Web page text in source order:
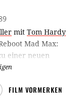
mit Tom Hardy
Mad Max:
einer neuen
Outlaw,
gespielt wird.
FILM VORMERKEN